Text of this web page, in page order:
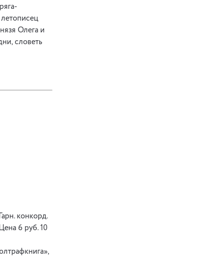
Олега и
словеть
конкорд.
6 руб. 10